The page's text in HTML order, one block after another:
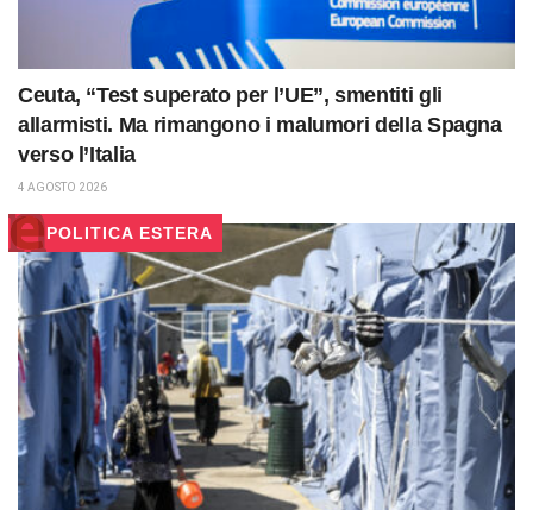
Ceuta, “Test superato per l’UE”, smentiti gli
allarmisti. Ma rimangono i malumori della Spagna
verso l’Italia
4 AGOSTO 2026
POLITICA ESTERA